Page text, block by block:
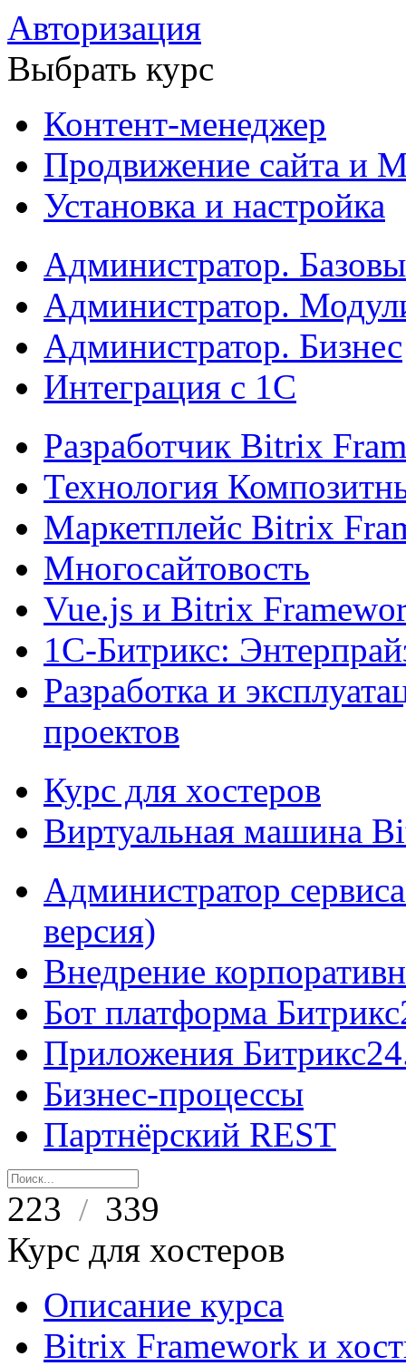
Авторизация
Выбрать курс
Контент-менеджер
Продвижение сайта и
Установка и настройка
Администратор.
Администратор.
Администратор. Бизнес
Интеграция с 1С
Разработчик Bitrix
Технология
Маркетплейс Bitrix
Многосайтовость
Vue.js и Bitrix
1С-Битрикс:
Разработка и
проектов
Курс для хостеров
Виртуальная машина
Администратор
версия)
Внедрение
Бот платформа
Приложения
Бизнес-процессы
Партнёрский REST
223 / 339
Курс для хостеров
Описание курса
Bitrix Framework и